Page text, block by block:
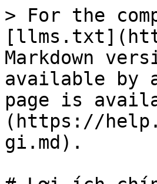
> For the
Markdown
available by
page is
(https://
gi.md).